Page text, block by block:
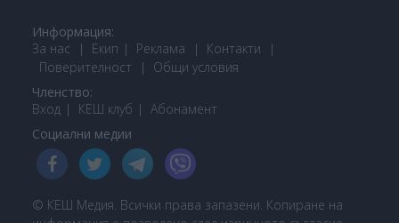
Информация:
За нас
Екип Реклама
Контакти
Поверителност
Общи условия
Членство:
Вход
КЕШ клуб Абонамент
Социални медии
© КЕШ Медия. Всички права запазени. Копиране на